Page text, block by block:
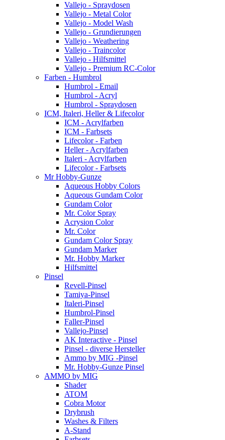
Vallejo - Spraydosen
Vallejo - Metal Color
Vallejo - Model Wash
Vallejo - Grundierungen
Vallejo - Weathering
Vallejo - Traincolor
Vallejo - Hilfsmittel
Vallejo - Premium RC-Color
Farben - Humbrol
Humbrol - Email
Humbrol - Acryl
Humbrol - Spraydosen
ICM, Italeri, Heller & Lifecolor
ICM - Acrylfarben
ICM - Farbsets
Lifecolor - Farben
Heller - Acrylfarben
Italeri - Acrylfarben
Lifecolor - Farbsets
Mr Hobby-Gunze
Aqueous Hobby Colors
Aqueous Gundam Color
Gundam Color
Mr. Color Spray
Acrysion Color
Mr. Color
Gundam Color Spray
Gundam Marker
Mr. Hobby Marker
Hilfsmittel
Pinsel
Revell-Pinsel
Tamiya-Pinsel
Italeri-Pinsel
Humbrol-Pinsel
Faller-Pinsel
Vallejo-Pinsel
AK Interactive - Pinsel
Pinsel - diverse Hersteller
Ammo by MIG -Pinsel
Mr. Hobby-Gunze Pinsel
AMMO by MIG
Shader
ATOM
Cobra Motor
Drybrush
Washes & Filters
A-Stand